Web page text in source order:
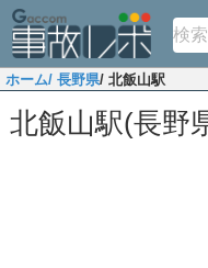
ホーム/ 長野県/ 北飯山駅
北飯山駅(長野